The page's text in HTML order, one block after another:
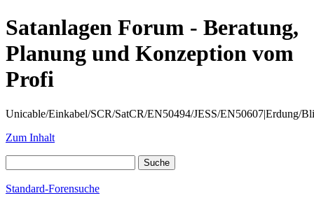
Satanlagen Forum - Beratung,
Planung und Konzeption vom
Profi
Unicable/Einkabel/SCR/SatCR/EN50494/JESS/EN50607|Erdung/
Zum Inhalt
Standard-Forensuche